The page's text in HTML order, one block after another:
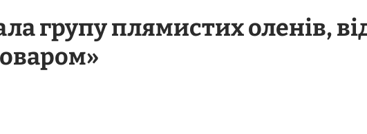
групу плямистих оленів,